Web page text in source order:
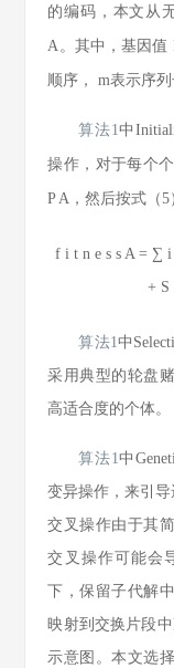
的编码，本文从
A。其中，基因值
顺序， m表示序
算法1中
操作，对于每个
P A ，然后按式（5
f i t n e s s A = ∑ i
+ S
算法1中
采用典型的轮盘
高适合度的个体。
算法1中
变异操作，来引
交叉操作由于其
交叉操作可能会
下，保留子代解
映射到交换片段
示意图。本文选